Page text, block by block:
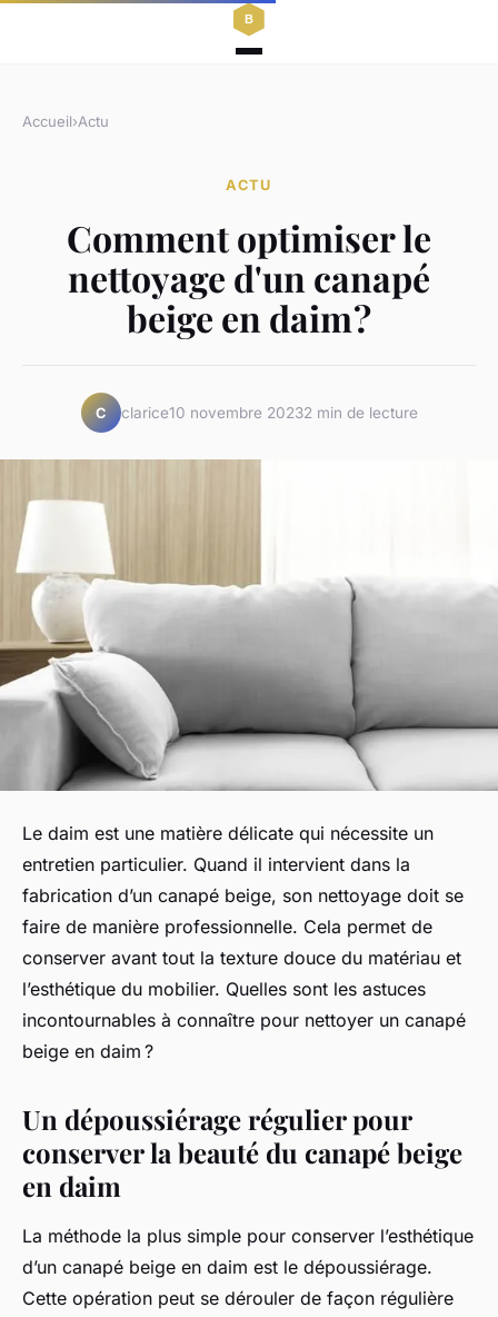
Accueil›Actu
ACTU
Comment optimiser le
nettoyage d'un canapé
beige en daim ?
C clarice10 novembre 20232 min de lecture
Le daim est une matière délicate qui nécessite un
entretien particulier. Quand il intervient dans la
fabrication d’un canapé beige, son nettoyage doit se
faire de manière professionnelle. Cela permet de
conserver avant tout la texture douce du matériau et
l’esthétique du mobilier. Quelles sont les astuces
incontournables à connaître pour nettoyer un canapé
beige en daim ?
Un dépoussiérage régulier pour
conserver la beauté du canapé beige
en daim
La méthode la plus simple pour conserver l’esthétique
d’un canapé beige en daim est le dépoussiérage.
Cette opération peut se dérouler de façon régulière